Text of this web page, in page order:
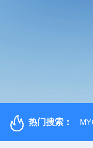
热门搜索：